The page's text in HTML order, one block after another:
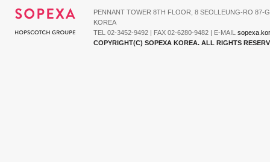
PENNANT TOWER 8TH FLOOR, 8 SEOLLEUNG-RO 87-
KOREA
TEL 02-3452-9492 | FAX 02-6280-9482 | E-MAIL
COPYRIGHT(C) SOPEXA KOREA. ALL RIGHTS